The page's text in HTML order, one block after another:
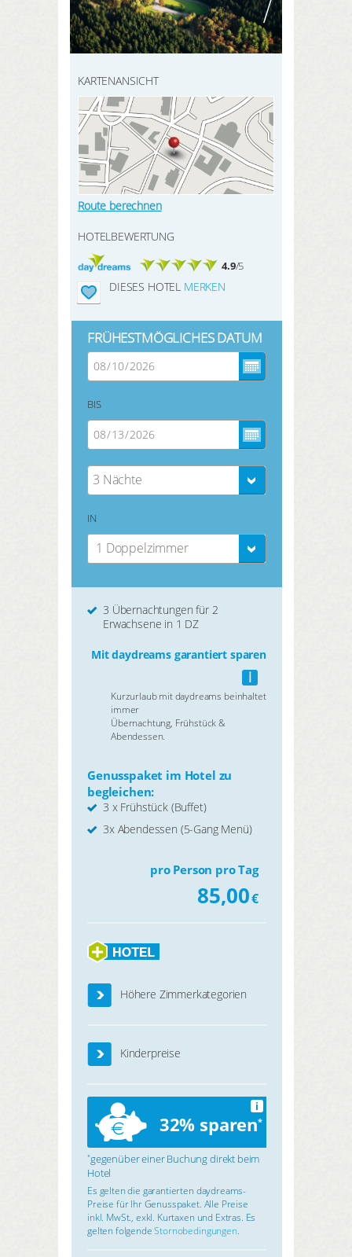
HIER REGISTRIEREN
Meine Buchungen
Meine Produkte
Meine Hotels
ANMELDEN
SUCHEN
KARTENANSICHT
Route berechnen
HOTELBEWERTUNG
4.9/5
DIESES HOTEL MERKEN
FRÜHESTMÖGLICHES DATUM
BIS
3 Nächte
IN
1 Doppelzimmer
3 Übernachtungen für 2
Erwachsene in 1 DZ
Mit daydreams garantiert sparen
i
Kurzurlaub mit daydreams beinhaltet
immer
Übernachtung, Frühstück &
Abendessen.
Genusspaket im Hotel zu
begleichen:
3 x Frühstück (Buffet)
3x Abendessen (5-Gang Menü)
pro Person pro Tag
85,00€
Höhere Zimmerkategorien
Kinderpreise
32% sparen*
i
*gegenüber einer Buchung direkt beim
Hotel
Es gelten die garantierten daydreams-
Preise für Ihr Genusspaket. Alle Preise
inkl. MwSt., exkl. Kurtaxen und Extras. Es
gelten folgendeStornobedingungen.